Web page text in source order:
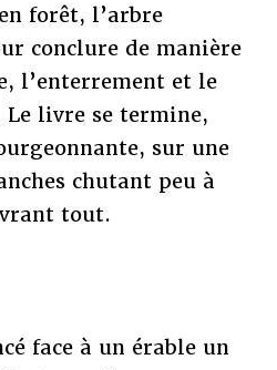
forêt, l’arbre
conclure de manière
l’enterrement et le
livre se termine,
sur une
chutant peu à
tout.
face à un érable un